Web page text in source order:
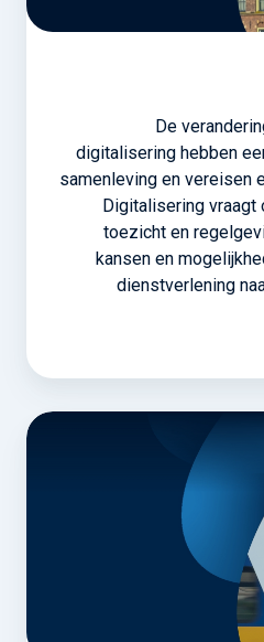
De
digitalisering hebben
samenleving en vereisen
Digitalisering vraagt
toezicht en
kansen en
dienstverlening